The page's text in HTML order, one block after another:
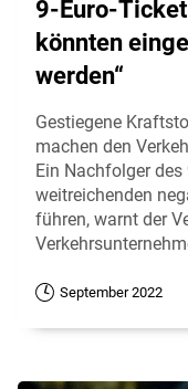
9-Euro-
könnten
werden“
Gestiegene
machen den
Ein Nachfolger
weitreichenden
führen, warnt der
September 2022